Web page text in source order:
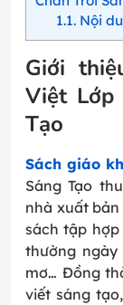
1.1Nội
Giới
Việt Lớp
Tạo
Sách giáo
Sáng Tạo
nhà xuất bản
sách tập
thường
mơ… Đồng
viết sáng